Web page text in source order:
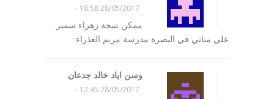
28/05/2017 18:58
-
ممكن نتيجة زهراء سمير
علي مناتي في البصرة مدرسة مريم العذراء
وسن اياد خالد جدعان
28/05/2017 12:45
-